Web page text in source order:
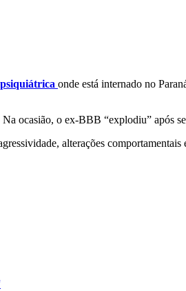
onde está internado no
ocasião, o ex-BBB “explodiu” após
alterações